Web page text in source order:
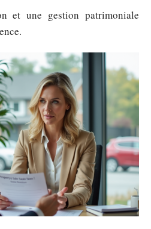
et une gestion patrimoniale